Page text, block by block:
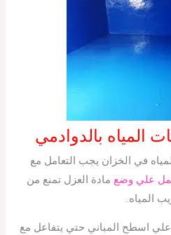
المياه بالدوادمي
في الخزان يجب التعامل مع
علي وضع مادة العزل تمنع من
المياه.
اسطح المباني حتي يتفاعل مع